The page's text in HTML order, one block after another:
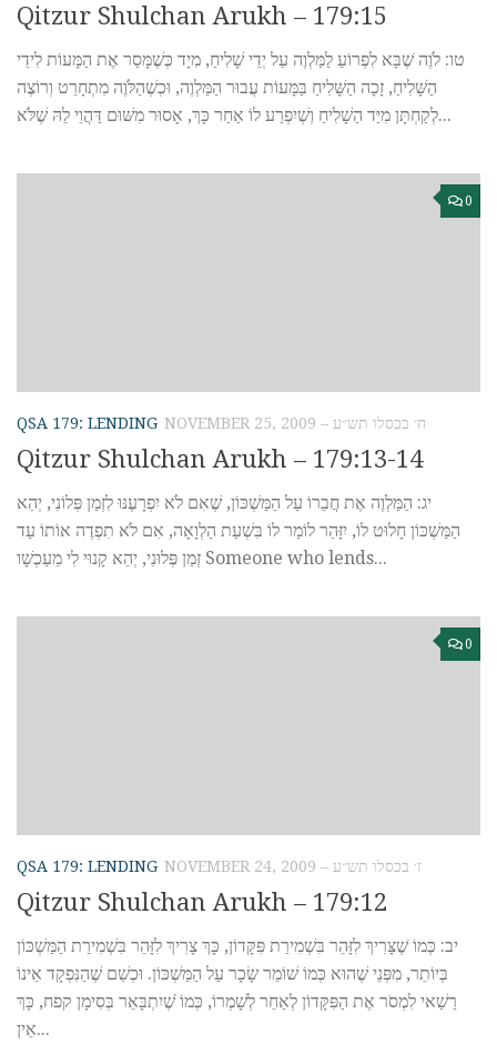
Qitzur Shulchan Arukh – 179:15
טו: לֹוֶה ֹשֶבָּא לִפְרוֹעַ לַמַּלְוֶה עַל יְדֵי שָׁלִיחַ, מִיָד כְּשֶׁמָּסַר אֶת הַמָּעוֹת לִידֵי
הַשָּׁלִיחַ, זָכָה הַשָּׁלִיחַ בַּמָּעוֹת עֲבוּר הַמַּלְוֶה, וּכְשֶׁהַלֹּוֶה מִתְחָרֵט וְרוֹצֶה
לְקַחְתָּן מִיַּד הַשָׁלִיחַ וְשְׁיִפְרַע לוֹ אַחַר כָּךְ, אָסוּר מִשּׁוּם דַּהֲוֵי לֵהּ שֶׁלֹּא...
0
QSA 179: LENDING NOVEMBER 25, 2009 – ח׳ בכסלו תש״ע
Qitzur Shulchan Arukh – 179:13-14
יג: הַמַּלְוֶה אֶת חֲבֵרוֹ עַל הַמַּשְׁכּוֹן, שֶׁאִם לֹא יִפְרָעֶנּוּ לִזְמַן פְּלוֹנִי, יְהֵא
הַמַּשְׁכּוֹן חָלוּט לוֹ, יִזָּהֵר לוֹמַר לוֹ בִּשְׁעַת הַלְוָאָה, אִם לֹא תִפְדֶה אוֹתוֹ עַד
זְמַן פְּלוּנִי, יְהֵא קָנוּי לִי מֵעַכְשָׁו Someone who lends...
0
QSA 179: LENDING NOVEMBER 24, 2009 – ז׳ בכסלו תש״ע
Qitzur Shulchan Arukh – 179:12
יב: כְּמוֹ ֹשֶצָּרִיךְ לִזָּהֵר בִּשְׁמִירַת פִּקָּדוֹן, כָּךְ צָרִיךְ לִזָּהֵר בִּשְׁמִירַת הַמַּשְׁכּוֹן
בְּיוֹתֵר, מִפְּנֵי שֶׁהוּא כְּמוֹ שׁוֹמֵר שָׂכָר עַל הַמַּשְׁכּוֹן. וּכְשֵׁם שֶׁהַנִּפְקָד אֵינוֹ
רַשַׁאי לִמְסֹר אֶת הַפִּקָּדוֹן לְאַחֵר לְשָׁמְרוֹ, כְּמוֹ ֹשֶׁיִתְבָּאֵר בְּסִימָן קפח, כָּךְ
אֵין...